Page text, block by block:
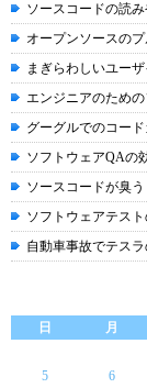
ソースコードの読
オープンソースの
まぎらわしいユー
エンジニアのため
グーグルでのコー
ソフトウェアQAの
ソースコードが臭
ソフトウェアテス
自動車事故でテス
日
月
5
6